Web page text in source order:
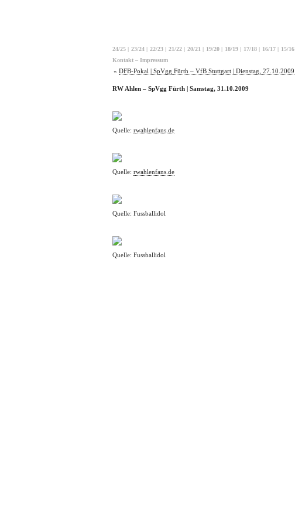
24/25 | 23/24 | 22/23 | 21/22 | 20/21 | 19/20 | 18/19 | 17/18 | 16/17 | 15/16
Kontakt – Impressum
« DFB-Pokal | SpVgg Fürth – VfB Stuttgart | Dienstag, 27.10.2009
RW Ahlen – SpVgg Fürth | Samstag, 31.10.2009
Quelle: rwahlenfans.de
Quelle: rwahlenfans.de
Quelle: Fussballidol
Quelle: Fussballidol